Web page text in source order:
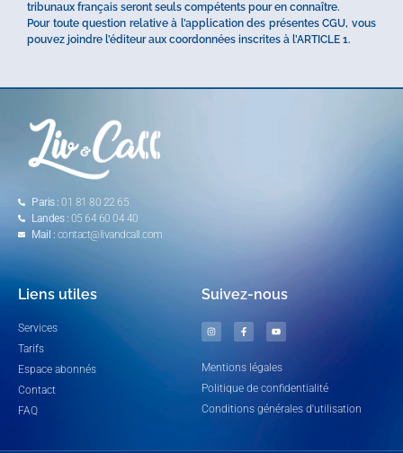
tribunaux français seront seuls compétents pour en connaître.
Pour toute question relative à l’application des présentes CGU, vous
pouvez joindre l’éditeur aux coordonnées inscrites à l’ARTICLE 1.
Paris : 01 81 80 22 65
Landes : 05 64 60 04 40
Mail : contact@livandcall.com
Liens utiles
Services
Tarifs
Espace abonnés
Contact
FAQ
Suivez-nous
Mentions légales
Politique de confidentialité
Conditions générales d'utilisation